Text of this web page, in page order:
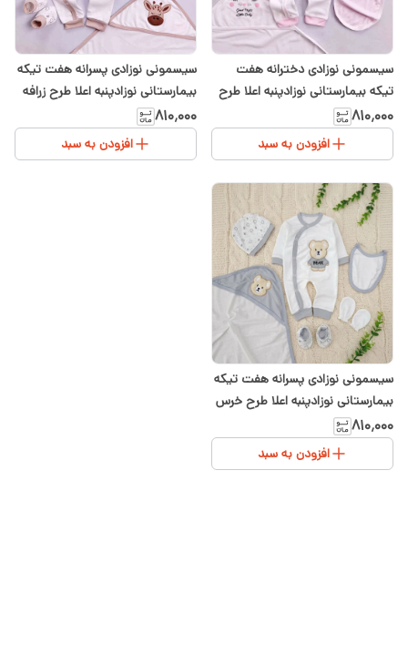
سیسمونی نوزادی دخترانه هفت
تیکه بیمارستانی نوزادپنبه اعلا طرح
خرگوش
۸۱۰٬۰۰۰
افزودن به سبد
سیسمونی نوزادی پسرانه هفت تیکه
بیمارستانی نوزادپنبه اعلا طرح زرافه
۸۱۰٬۰۰۰
افزودن به سبد
سیسمونی نوزادی پسرانه هفت تیکه
بیمارستانی نوزادپنبه اعلا طرح خرس
۸۱۰٬۰۰۰
افزودن به سبد